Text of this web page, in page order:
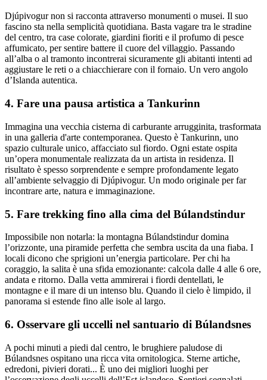
Djúpivogur non si racconta attraverso monumenti o musei. Il suo
fascino sta nella semplicità quotidiana. Basta vagare tra le stradine
del centro, tra case colorate, giardini fioriti e il profumo di pesce
affumicato, per sentire battere il cuore del villaggio. Passando
all’alba o al tramonto incontrerai sicuramente gli abitanti intenti ad
aggiustare le reti o a chiacchierare con il fornaio. Un vero angolo
d’Islanda autentica.
4. Fare una pausa artistica a Tankurinn
Immagina una vecchia cisterna di carburante arrugginita, trasformata
in una galleria d'arte contemporanea. Questo è Tankurinn, uno
spazio culturale unico, affacciato sul fiordo. Ogni estate ospita
un’opera monumentale realizzata da un artista in residenza. Il
risultato è spesso sorprendente e sempre profondamente legato
all’ambiente selvaggio di Djúpivogur. Un modo originale per far
incontrare arte, natura e immaginazione.
5. Fare trekking fino alla cima del Búlandstindur
Impossibile non notarla: la montagna Búlandstindur domina
l’orizzonte, una piramide perfetta che sembra uscita da una fiaba. I
locali dicono che sprigioni un’energia particolare. Per chi ha
coraggio, la salita è una sfida emozionante: calcola dalle 4 alle 6 ore,
andata e ritorno. Dalla vetta ammirerai i fiordi dentellati, le
montagne e il mare di un intenso blu. Quando il cielo è limpido, il
panorama si estende fino alle isole al largo.
6. Osservare gli uccelli nel santuario di Búlandsnes
A pochi minuti a piedi dal centro, le brughiere paludose di
Búlandsnes ospitano una ricca vita ornitologica. Sterne artiche,
edredoni, pivieri dorati... È uno dei migliori luoghi per